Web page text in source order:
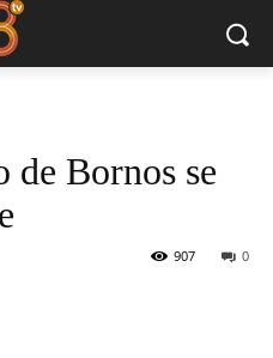
de Bornos se
0
907